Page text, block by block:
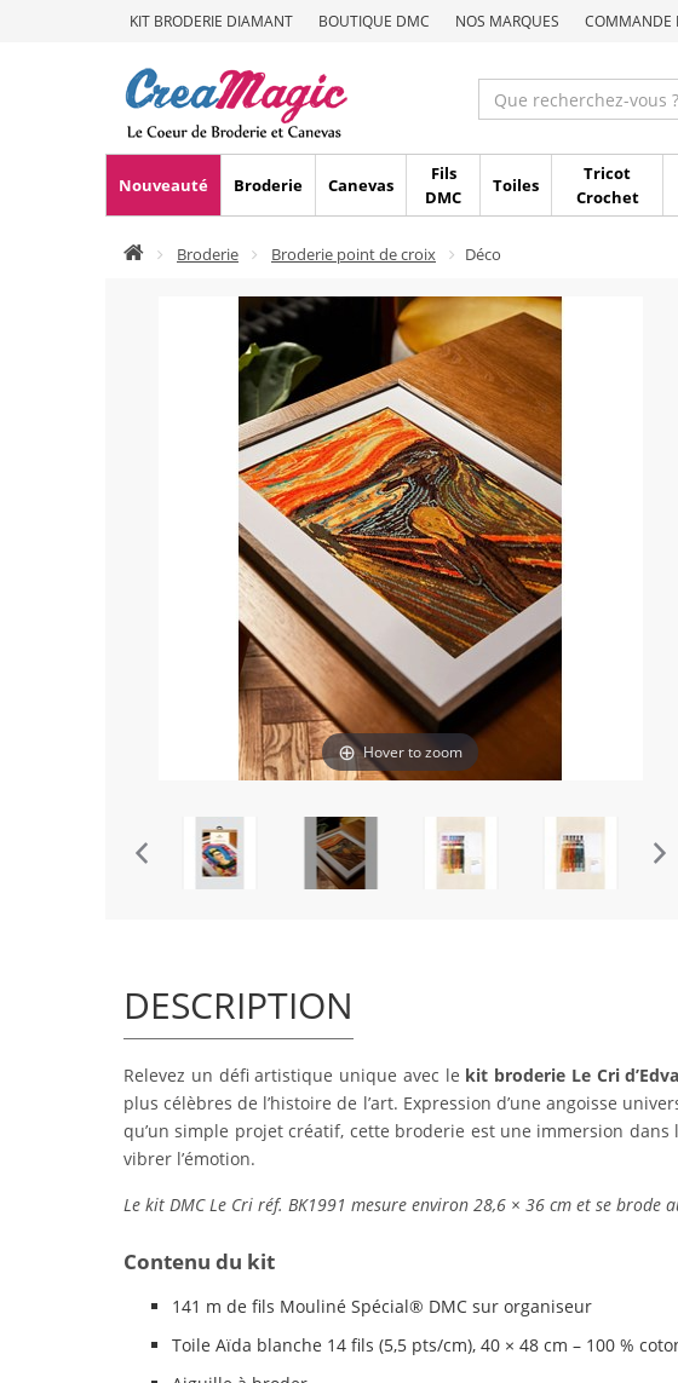
KIT BRODERIE DIAMANT BOUTIQUE DMC NOS MARQUES COMMANDE
Nouveauté Broderie Canevas
Fils
DMC
Toiles
Tricot
Crochet
Broderie Broderie point de croix Déco
Hover to zoom
DESCRIPTION
Relevez un défi artistique unique avec le kit broderie Le Cri
plus célèbres de l’histoire de l’art. Expression d’une angoisse
qu’un simple projet créatif, cette broderie est une immersion
vibrer l’émotion.
Le kit DMC Le Cri réf. BK1991 mesure environ 28,6 × 36 cm et se
Contenu du kit
141 m de fils Mouliné Spécial® DMC sur organiseur
Toile Aïda blanche 14 fils (5,5 pts/cm), 40 × 48 cm – 100 %